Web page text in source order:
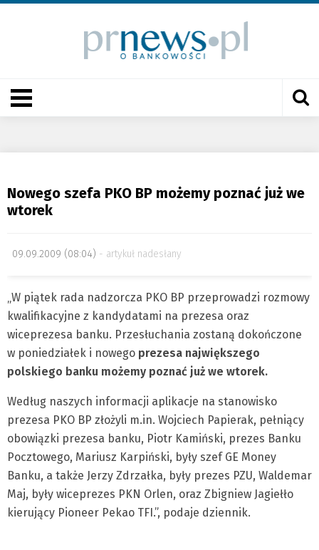
Nowego szefa PKO BP możemy poznać już we
wtorek
09.09.2009 (08:04) artykuł nadesłany
„W piątek rada nadzorcza PKO BP przeprowadzi rozmowy
kwalifikacyjne z kandydatami na prezesa oraz
wiceprezesa banku. Przesłuchania zostaną dokończone
w poniedziałek i nowego prezesa największego
polskiego banku możemy poznać już we wtorek.
Według naszych informacji aplikacje na stanowisko
prezesa PKO BP złożyli m.in. Wojciech Papierak, pełniący
obowiązki prezesa banku, Piotr Kamiński, prezes Banku
Pocztowego, Mariusz Karpiński, były szef GE Money
Banku, a także Jerzy Zdrzałka, były prezes PZU, Waldemar
Maj, były wiceprezes PKN Orlen, oraz Zbigniew Jagiełło
kierujący Pioneer Pekao TFI.”, podaje dziennik.